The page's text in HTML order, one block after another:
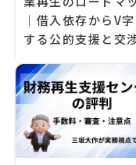
｜借入依存からV
する公的支援と交